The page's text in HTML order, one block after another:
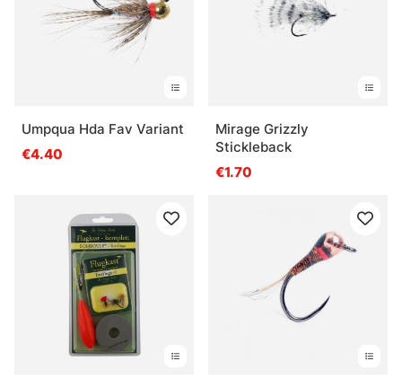
Umpqua Hda Fav Variant
€4.40
Mirage Grizzly
Stickleback
€1.70